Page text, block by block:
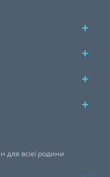
для всієї родини